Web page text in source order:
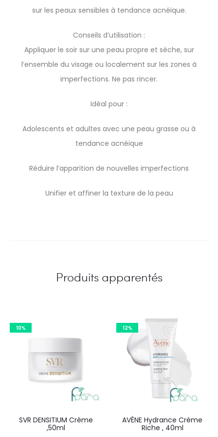
sur les peaux sensibles à tendance acnéique.
Conseils d’utilisation :
Appliquer le soir sur une peau propre et sèche, sur
l’ensemble du visage ou localement sur les zones à
imperfections. Ne pas rincer.
Idéal pour :
Adolescents et adultes avec une peau grasse ou à
tendance acnéique
Réduire l’apparition de nouvelles imperfections
Unifier et affiner la texture de la peau
Produits apparentés
10%
SVR DENSITIUM Crème
,50ml
12%
AVÈNE Hydrance Crème
Riche , 40ml